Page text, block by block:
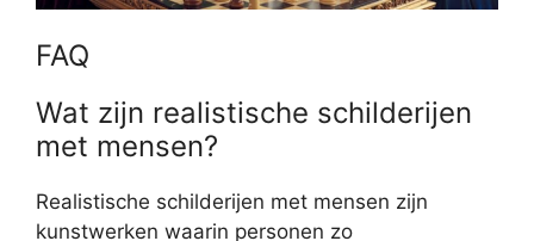
FAQ
Wat zijn realistische schilderijen
met mensen?
Realistische schilderijen met mensen zijn
kunstwerken waarin personen zo